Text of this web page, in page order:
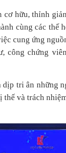
hữu, thỉnh
cùng các thế
cung ứng
công chứng
tri ân những
và trách